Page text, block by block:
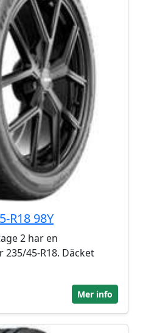
R18 98Y
2 har en
45-R18. Däcket
Mer info